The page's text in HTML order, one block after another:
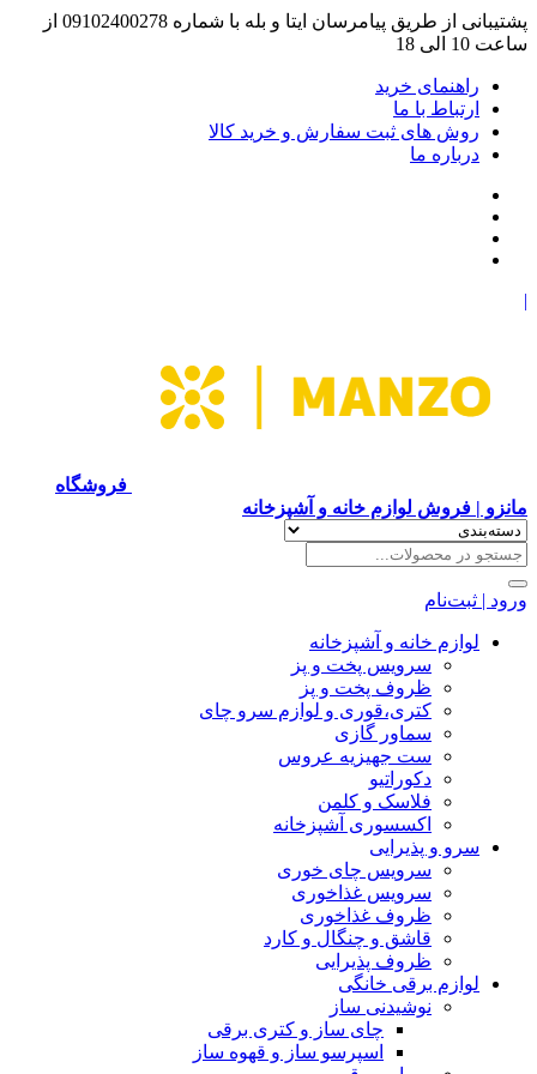
پشتیبانی از طریق پیامرسان ایتا و بله با شماره 09102400278 از
ساعت 10 الی 18
راهنمای خرید
ارتباط با ما
روش های ثبت سفارش و خرید کالا
درباره ما
|
فروشگاه
مانزو | فروش لوازم خانه و آشپزخانه
ورود | ثبت‌نام
لوازم خانه و آشپزخانه
سرویس پخت و پز
ظروف پخت و پز
کتری،قوری و لوازم سرو چای
سماور گازی
ست جهیزیه عروس
دکوراتیو
فلاسک و کلمن
اکسسوری آشپزخانه
سرو و پذیرایی
سرویس چای خوری
سرویس غذاخوری
ظروف غذاخوری
قاشق و چنگال و کارد
ظروف پذیرایی
لوازم برقی خانگی
نوشیدنی ساز
چای ساز و کتری برقی
اسپرسو ساز و قهوه ساز